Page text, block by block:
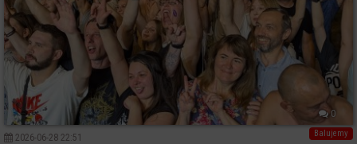
0
Balujemy
2026-06-28 22:51